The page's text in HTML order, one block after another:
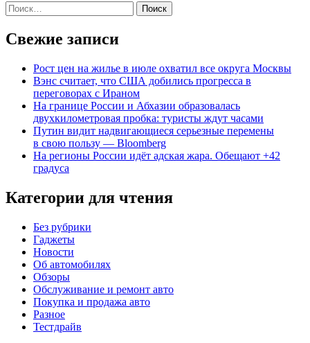
Найти:
Свежие записи
Рост цен на жилье в июле охватил все округа Москвы
Вэнс считает, что США добились прогресса в
переговорах с Ираном
На границе России и Абхазии образовалась
двухкилометровая пробка: туристы ждут часами
Путин видит надвигающиеся серьезные перемены
в свою пользу — Bloomberg
На регионы России идёт адская жара. Обещают +42
градуса
Категории для чтения
Без рубрики
Гаджеты
Новости
Об автомобилях
Обзоры
Обслуживание и ремонт авто
Покупка и продажа авто
Разное
Тестдрайв